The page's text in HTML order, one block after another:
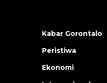
Kabar Gorontalo
Peristiwa
Ekonomi